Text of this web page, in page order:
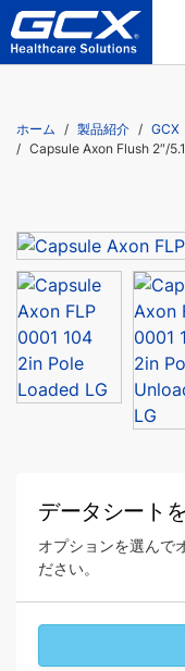
ホーム 製品紹介
GCX
Capsule Axon Flush 2″/
データシート
オプションを選んで
ださい。